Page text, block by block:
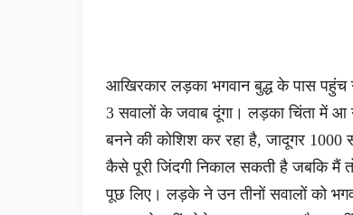
आखिरकार लड़का भगवान बुद्ध के पास पहुंच
3 सवालों के जवाब दूंगा। लड़का चिंता में
बनने की कोशिश कर रहा है, जादूगर 1000
कैसे पूरी जिंदगी निकाल सकती है जबकि मैं
पूछ लिए। लड़के ने उन तीनों सवालों को